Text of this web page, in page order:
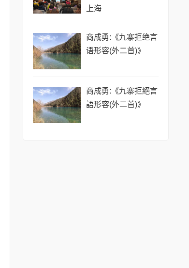
上海
商成勇:《九寨拒绝言
语形容(外二首)》
商成勇:《九寨拒絕言
語形容(外二首)》